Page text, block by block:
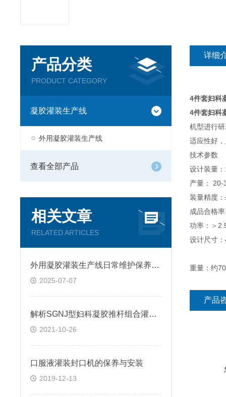
详细
4件套妇科
4件套妇科
机型进行
适应性好
技术参数
设
产量： 20-
装
成品合格
功率：＞
设计尺寸
重量：约
产品
产品分类
PRODUCT CATEGORY
凝胶灌装生产线
外用凝胶灌装生产线
查看全部产品
相关文章
RELATED ARTICLES
外用凝胶灌装生产线日常维护保养指南
2025-07-07
解析SGNJ型妇科凝胶推杆组合灌装压盖机具有哪些特点？
2021-10-26
口服液灌装封口机的保养与安装
2019-12-13